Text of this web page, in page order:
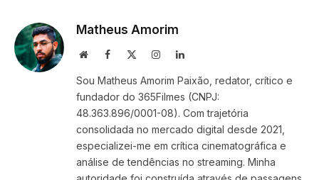
Matheus Amorim
WebsiteFacebook InstagramLinkedIn
Sou Matheus Amorim Paixão, redator, crítico e
fundador do 365Filmes (CNPJ:
48.363.896/0001-08). Com trajetória
consolidada no mercado digital desde 2021,
especializei-me em crítica cinematográfica e
análise de tendências no streaming. Minha